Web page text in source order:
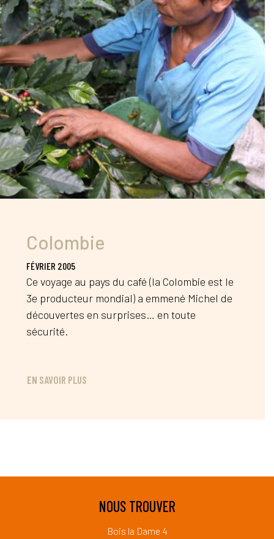
Colombie
FÉVRIER 2005
Ce voyage au pays du café (la Colombie est le
3e producteur mondial) a emmené Michel de
découvertes en surprises… en toute
sécurité.
EN SAVOIR PLUS
NOUS TROUVER
Bois la Dame 4